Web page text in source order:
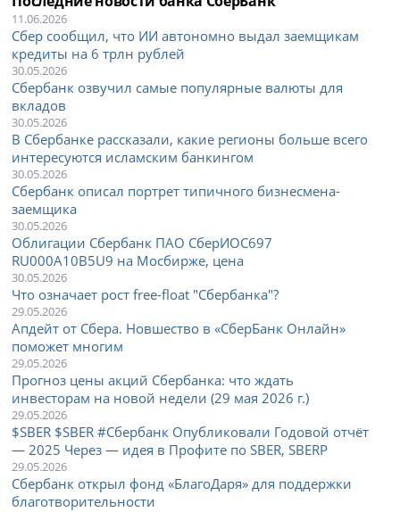
11.06.2026
Сбер сообщил, что ИИ автономно выдал заемщикам
кредиты на 6 трлн рублей
30.05.2026
Сбербанк озвучил самые популярные валюты для
вкладов
30.05.2026
В Сбербанке рассказали, какие регионы больше всего
интересуются исламским банкингом
30.05.2026
Сбербанк описал портрет типичного бизнесмена-
заемщика
30.05.2026
Облигации Сбербанк ПАО СберИОС697
RU000A10B5U9 на Мосбирже, цена
30.05.2026
Что означает рост free-float "Сбербанка"?
29.05.2026
Апдейт от Сбера. Новшество в «СберБанк Онлайн»
поможет многим
29.05.2026
Прогноз цены акций Сбербанка: что ждать
инвесторам на новой недели (29 мая 2026 г.)
29.05.2026
$SBER $SBER #Сбербанк Опубликовали Годовой отчёт
— 2025 Через — идея в Профите по SBER, SBERP
29.05.2026
Сбербанк открыл фонд «БлагоДаря» для поддержки
благотворительности